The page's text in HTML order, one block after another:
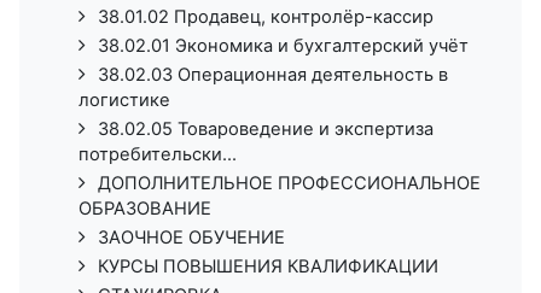
38.01.02 Продавец, контролёр-кассир
38.02.01 Экономика и бухгалтерский учёт
38.02.03 Операционная деятельность в
логистике
38.02.05 Товароведение и экспертиза
потребительски...
ДОПОЛНИТЕЛЬНОЕ ПРОФЕССИОНАЛЬНОЕ
ОБРАЗОВАНИЕ
ЗАОЧНОЕ ОБУЧЕНИЕ
КУРСЫ ПОВЫШЕНИЯ КВАЛИФИКАЦИИ